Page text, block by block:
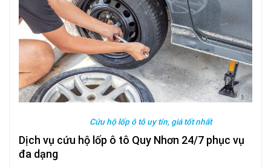
Cứu hộ lốp ô tô uy tín, giá tốt nhất
Dịch vụ cứu hộ lốp ô tô Quy Nhơn 24/7 phục vụ
đa dạng